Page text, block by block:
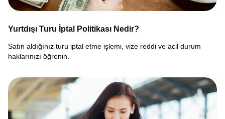
Yurtdışı Turu İptal Politikası Nedir?
Satın aldığınız turu iptal etme işlemi, vize reddi ve acil durum
haklarınızı öğrenin.